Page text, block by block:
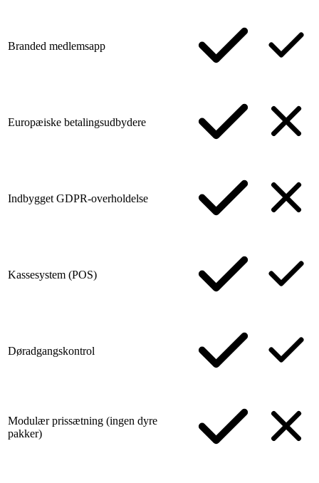
Branded medlemsapp
Europæiske betalingsudbydere
Indbygget GDPR-overholdelse
Kassesystem (POS)
Døradgangskontrol
Modulær prissætning (ingen dyre
pakker)